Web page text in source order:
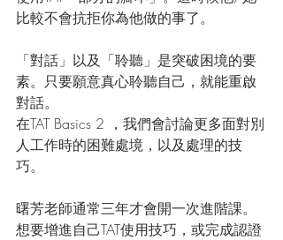
比較不會抗拒你為他做的事了。
「對話」以及「聆聽」是突破困境的要
素。只要願意真心聆聽自己，就能重啟
對話。
在TAT Basics 2 ，我們會討論更多面對別
人工作時的困難處境，以及處理的技
巧。
曙芳老師通常三年才會開一次進階課。
想要增進自己TAT使用技巧，或完成認證